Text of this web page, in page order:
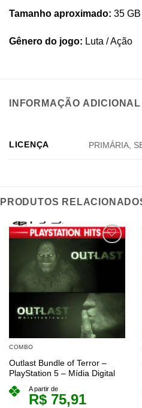
Tamanho aproximado: 35 GB
Gênero do jogo: Luta / Ação
INFORMAÇÃO ADICIONAL
LICENÇA PRIMÁRIA,
PRODUTOS
COMBO
Outlast Bundle of Terror –
PlayStation 5 – Mídia Digital
A partir de
R$ 75,91